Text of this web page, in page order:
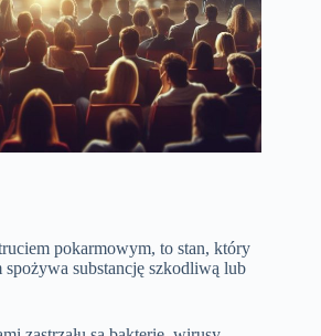
pokarmowym, to stan, który
substancję szkodliwą lub